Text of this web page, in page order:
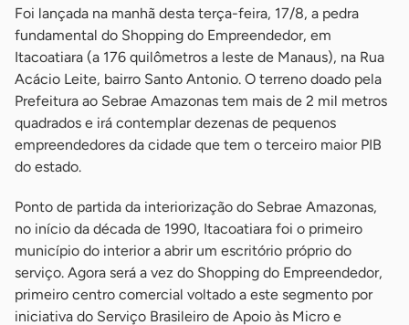
Foi lançada na manhã desta terça-feira, 17/8, a pedra
fundamental do Shopping do Empreendedor, em
Itacoatiara (a 176 quilômetros a leste de Manaus), na Rua
Acácio Leite, bairro Santo Antonio. O terreno doado pela
Prefeitura ao Sebrae Amazonas tem mais de 2 mil metros
quadrados e irá contemplar dezenas de pequenos
empreendedores da cidade que tem o terceiro maior PIB
do estado.
Ponto de partida da interiorização do Sebrae Amazonas,
no início da década de 1990, Itacoatiara foi o primeiro
município do interior a abrir um escritório próprio do
serviço. Agora será a vez do Shopping do Empreendedor,
primeiro centro comercial voltado a este segmento por
iniciativa do Serviço Brasileiro de Apoio às Micro e